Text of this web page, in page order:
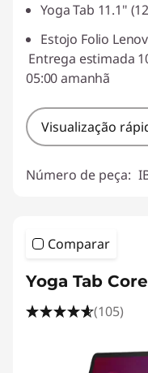
Yoga Tab 11.1"
Estojo Folio
Entrega estimada
05:00 amanhã
Visualização
Número de peça:
Comparar
Yoga Tab
(105)